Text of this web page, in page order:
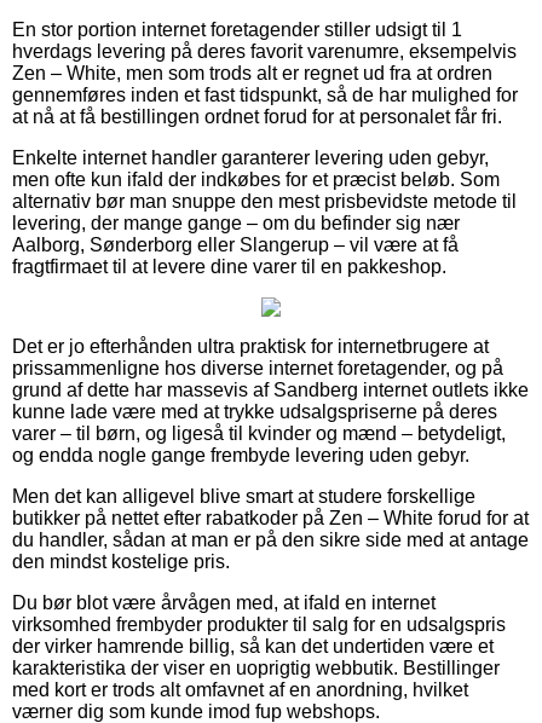
En stor portion internet foretagender stiller udsigt til 1
hverdags levering på deres favorit varenumre, eksempelvis
Zen – White, men som trods alt er regnet ud fra at ordren
gennemføres inden et fast tidspunkt, så de har mulighed for
at nå at få bestillingen ordnet forud for at personalet får fri.
Enkelte internet handler garanterer levering uden gebyr,
men ofte kun ifald der indkøbes for et præcist beløb. Som
alternativ bør man snuppe den mest prisbevidste metode til
levering, der mange gange – om du befinder sig nær
Aalborg, Sønderborg eller Slangerup – vil være at få
fragtfirmaet til at levere dine varer til en pakkeshop.
Det er jo efterhånden ultra praktisk for internetbrugere at
prissammenligne hos diverse internet foretagender, og på
grund af dette har massevis af Sandberg internet outlets ikke
kunne lade være med at trykke udsalgspriserne på deres
varer – til børn, og ligeså til kvinder og mænd – betydeligt,
og endda nogle gange frembyde levering uden gebyr.
Men det kan alligevel blive smart at studere forskellige
butikker på nettet efter rabatkoder på Zen – White forud for at
du handler, sådan at man er på den sikre side med at antage
den mindst kostelige pris.
Du bør blot være årvågen med, at ifald en internet
virksomhed frembyder produkter til salg for en udsalgspris
der virker hamrende billig, så kan det undertiden være et
karakteristika der viser en uoprigtig webbutik. Bestillinger
med kort er trods alt omfavnet af en anordning, hvilket
værner dig som kunde imod fup webshops.